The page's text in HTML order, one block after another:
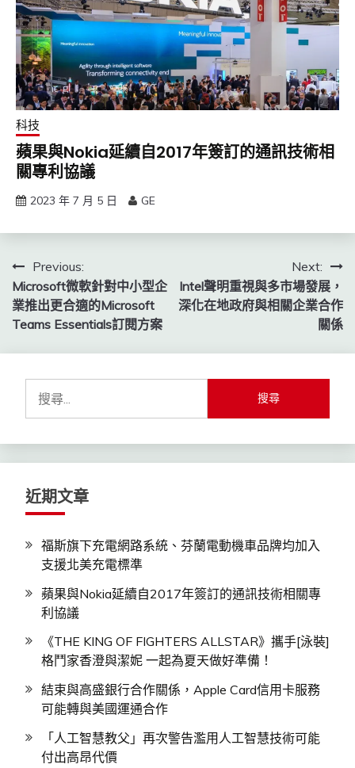
科技
蘋果與Nokia延續自2017年簽訂的通訊技術相
關專利協議
2023 年 7 月 5 日 GE
文
章
導
覽
Previous:
Microsoft微軟針對中小型企
業推出更合適的Microsoft
Teams Essentials訂閱方案
Next:
Intel聲明重視與多市場發展，
深化在地政府與相關企業合作
關係
鍵
字:
近期文章
福斯旗下充電網路系統、芬蘭電動機車品牌均加入
支援北美充電標準
蘋果與Nokia延續自2017年簽訂的通訊技術相關專
利協議
《THE KING OF FIGHTERS ALLSTAR》攜手[泳裝]
格鬥家香澄與潔妮 一起為夏天做好準備！
結束與高盛銀行合作關係，Apple Card信用卡服務
可能轉與美國運通合作
「人工智慧教父」再次警告濫用人工智慧技術可能
付出高昂代價